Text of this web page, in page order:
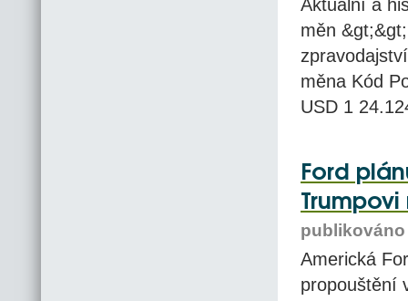
Aktuální a
měn
měna Kód
USD 1
Ford
publikováno
Americká
propouštění